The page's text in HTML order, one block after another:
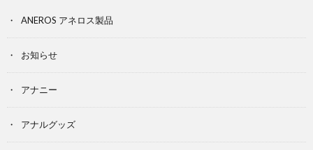
ANEROS アネロス製品
お知らせ
アナニー
アナルグッズ